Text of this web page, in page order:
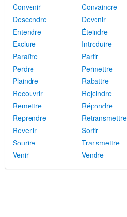
Convenir
Convaincre
Descendre
Devenir
Entendre
Éteindre
Exclure
Introduire
Paraître
Partir
Perdre
Permettre
Plaindre
Rabattre
Recouvrir
Rejoindre
Remettre
Répondre
Reprendre
Retransmettre
Revenir
Sortir
Sourire
Transmettre
Venir
Vendre